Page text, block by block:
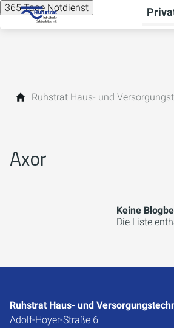
365 Tage Notdienst
Ruhstrat Haus- und
Axor
Keine
Die Liste
Ruhstrat Haus- und
Adolf-Hoyer-Straße 6